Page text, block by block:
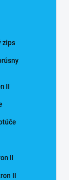
zips
II
II
II